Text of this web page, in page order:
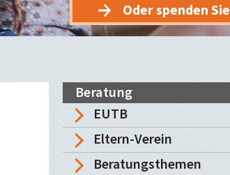
Oder spenden Sie
Beratung
EUTB
Eltern-Verein
Beratungsthemen